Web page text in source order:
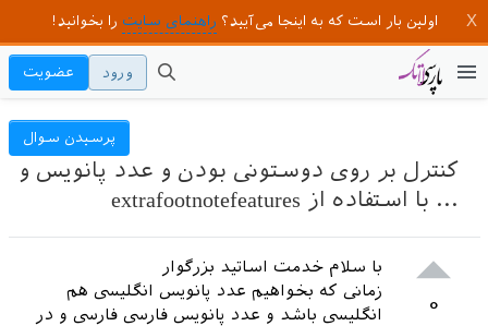
اولین بار است که به اینجا می‌آیید؟ راهنمای سایت را بخوانید!
ورود عضویت
کنترل بر روی دوستونی بودن و عدد پانویس و
... با استفاده از extrafootnotefeatures
پرسیدن سوال
۰
با سلام خدمت اساتید بزرگوار
زمانی که بخواهیم عدد پانویس انگلیسی هم
انگلیسی باشد و عدد پانویس فارسی فارسی و در